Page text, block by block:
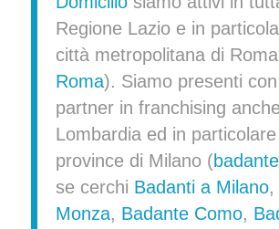
Regione Lazio e in
città metropolitana di
Roma). Siamo presenti
partner in franchising
Lombardia ed in
province di Milano (
se cerchi Badanti a Milano,
Monza, Badante Como,